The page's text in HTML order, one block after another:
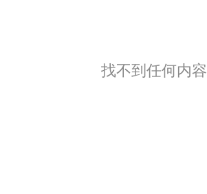
找不到任何内容